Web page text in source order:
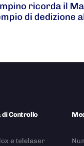
ricorda il
di dedizione
Controllo
e telelaser